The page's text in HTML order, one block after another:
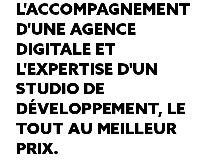
L'ACCOMPAGNEMENT
D'UNE AGENCE
DIGITALE ET
L'EXPERTISE D'UN
STUDIO DE
DÉVELOPPEMENT, LE
TOUT AU MEILLEUR
PRIX.